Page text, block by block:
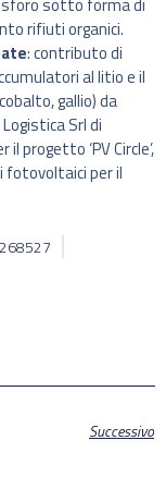
rifiuti organici.
: contributo di
al litio e il
gallio) da
Srl di
il progetto ‘PV Circle’,
fotovoltaici per il
Successivo